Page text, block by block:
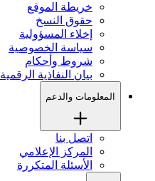
خريطة الموقع
حقوق النسخ
إخلاء المسؤولية
سياسة الخصوصية
شروط وأحكام
بيان النفاذية الرقمية
المعلومات والدعم
اتصل بنا
المركز الإعلامي
الأسئلة المتكررة